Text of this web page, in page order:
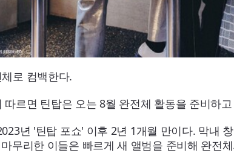
로 컴백한다.
르면 틴탑은 오는 8월 완전체 활동을 준비하
년 '틴탑 포쇼' 이후 2년 1개월 만이다. 막내
무리한 이들은 빠르게 새 앨범을 준비해 완전